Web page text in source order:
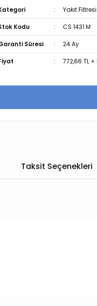
Yakıt Filtresi
Kodu CS 1431 M
Süresi 24 Ay
772,66 TL +
Taksit Seçenekleri